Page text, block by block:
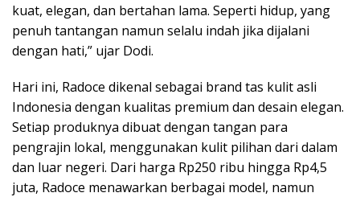
kuat, elegan, dan bertahan lama. Seperti hidup, yang
penuh tantangan namun selalu indah jika dijalani
dengan hati,” ujar Dodi.
Hari ini, Radoce dikenal sebagai brand tas kulit asli
Indonesia dengan kualitas premium dan desain elegan.
Setiap produknya dibuat dengan tangan para
pengrajin lokal, menggunakan kulit pilihan dari dalam
dan luar negeri. Dari harga Rp250 ribu hingga Rp4,5
juta, Radoce menawarkan berbagai model, namun